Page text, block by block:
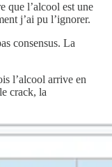
que l’alcool est une
j’ai pu l’ignorer.
consensus. La
l’alcool arrive en
crack, la